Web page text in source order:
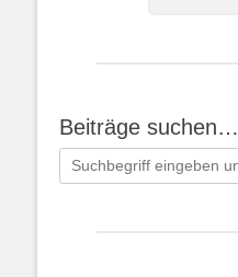
Beiträge suchen…
Suchen
nach: